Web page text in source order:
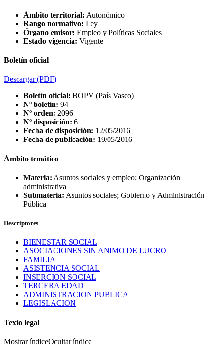
Ámbito territorial: Autonómico
Rango normativo: Ley
Órgano emisor: Empleo y Políticas Sociales
Estado vigencia: Vigente
Boletín oficial
Descargar(PDF)
Boletín oficial: BOPV (País Vasco)
Nº boletín: 94
Nº orden: 2096
Nº disposición: 6
Fecha de disposición: 12/05/2016
Fecha de publicación: 19/05/2016
Ámbito temático
Materia: Asuntos sociales y empleo; Organización
administrativa
Submateria: Asuntos sociales; Gobierno y Administración
Pública
Descriptores
BIENESTAR SOCIAL
ASOCIACIONES SIN ANIMO DE LUCRO
FAMILIA
ASISTENCIA SOCIAL
INSERCION SOCIAL
TERCERA EDAD
ADMINISTRACION PUBLICA
LEGISLACION
Texto legal
Mostrar índiceOcultar índice